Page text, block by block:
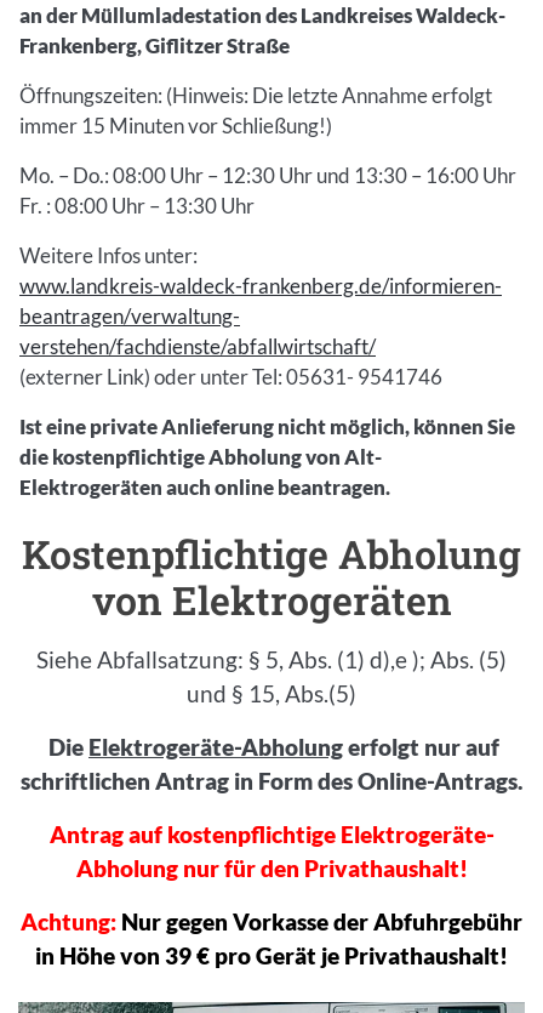
an der Müllumladestation des Landkreises Waldeck-
Frankenberg, Giflitzer Straße
Öffnungszeiten: (Hinweis: Die letzte Annahme erfolgt
immer 15 Minuten vor Schließung!)
Mo. – Do.: 08:00 Uhr – 12:30 Uhr und 13:30 – 16:00 Uhr
Fr. : 08:00 Uhr – 13:30 Uhr
Weitere Infos unter:
www.landkreis-waldeck-frankenberg.de/informieren-
beantragen/verwaltung-
verstehen/fachdienste/abfallwirtschaft/
(externer Link) oder unter Tel: 05631- 9541746
Ist eine private Anlieferung nicht möglich, können Sie
die kostenpflichtige Abholung von Alt-
Elektrogeräten auch online beantragen.
Einleitung
Kostenpflichtige Abholung
von Elektrogeräten
Siehe Abfallsatzung: § 5, Abs. (1) d),e ); Abs. (5)
und § 15, Abs.(5)
Die Elektrogeräte-Abholungerfolgt nur auf
schriftlichen Antrag in Form desOnline-Antrags.
Antrag auf kostenpflichtige Elektrogeräte-
Abholung nur für den Privathaushalt!
Achtung: Nur gegen Vorkasse der Abfuhrgebühr
in Höhe von 39 € pro Gerät je Privathaushalt!